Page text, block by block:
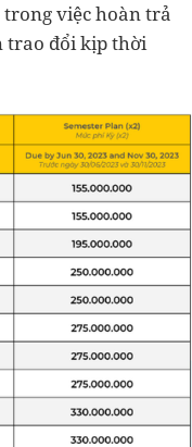
việc hoàn trả
trao đổi kịp thời